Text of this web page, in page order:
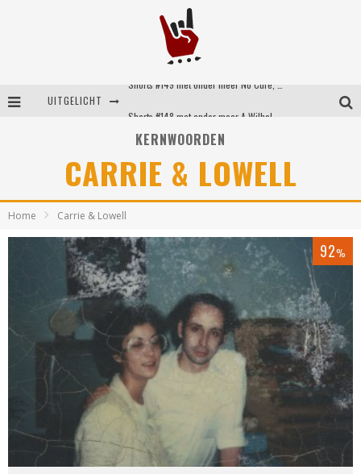
UITGELICHT
KERNWOORDEN
CARRIE & LOWELL
Home Carrie & Lowell
92%